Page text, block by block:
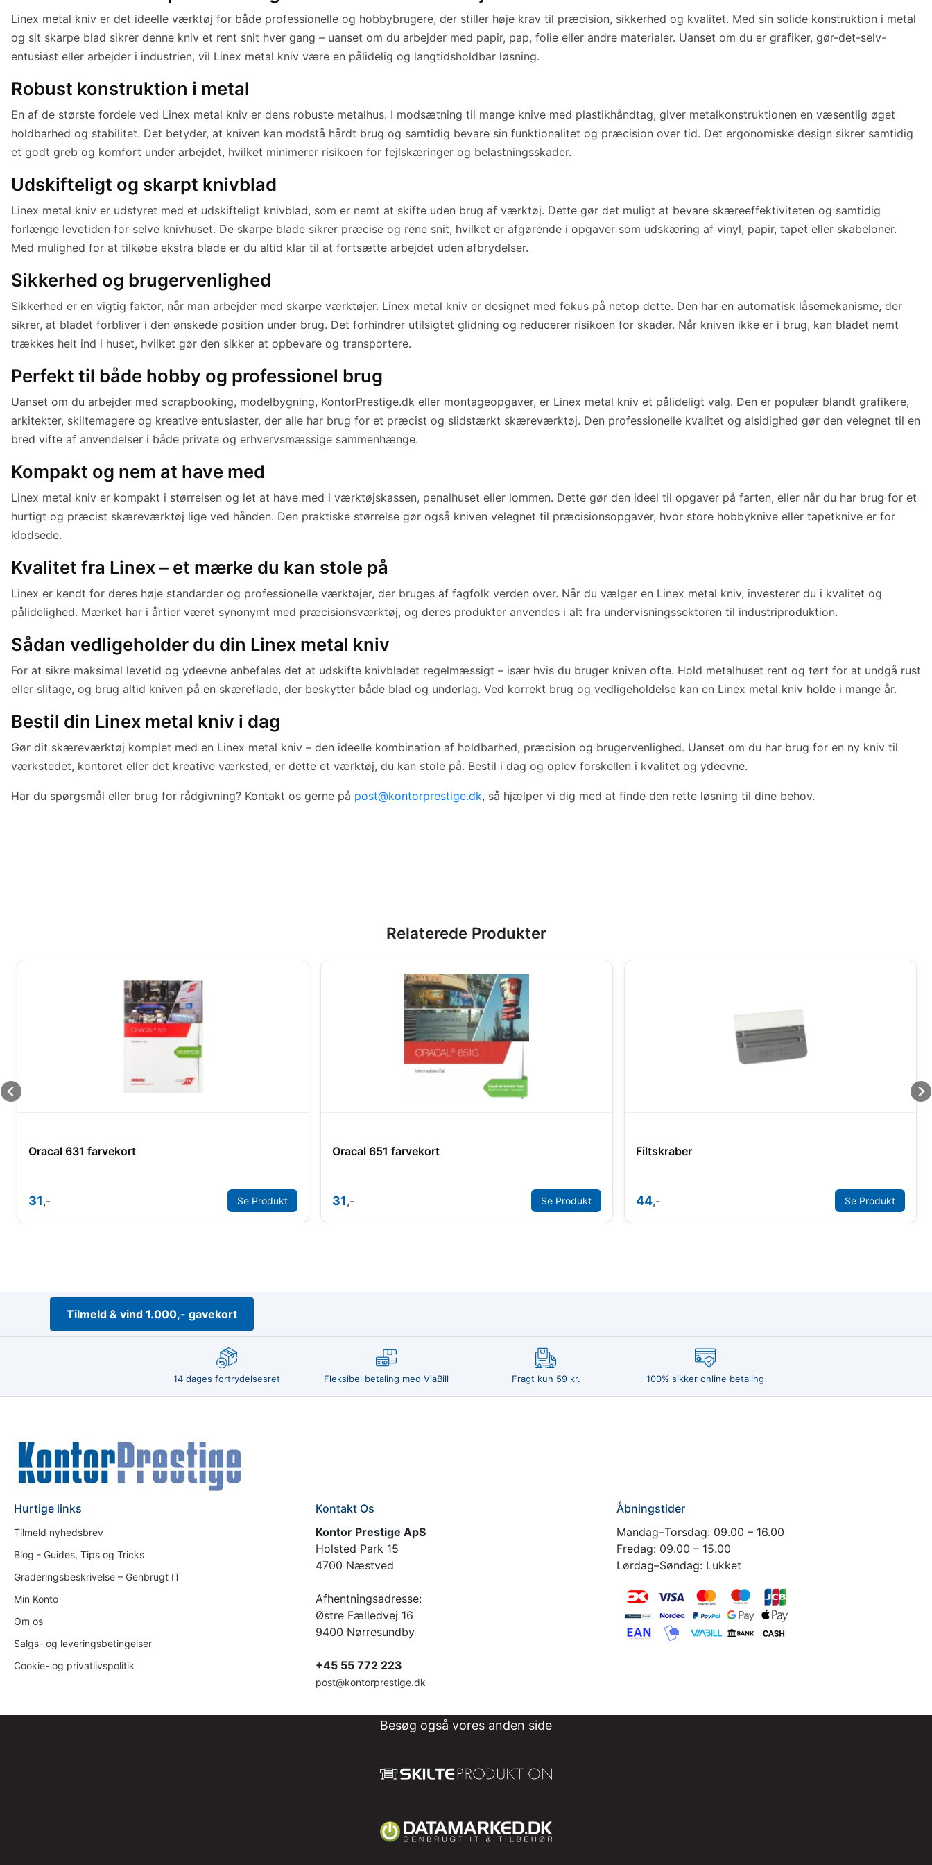
Linex metal kniv er det ideelle værktøj for både professionelle og hobbybrugere, der stiller høje krav til præcision, sikkerhed og kvalitet. Med sin solide konstruktion i metal
og sit skarpe blad sikrer denne kniv et rent snit hver gang – uanset om du arbejder med papir, pap, folie eller andre materialer. Uanset om du er grafiker, gør-det-selv-
entusiast eller arbejder i industrien, vil Linex metal kniv være en pålidelig og langtidsholdbar løsning.
Robust konstruktion i metal
En af de største fordele ved Linex metal kniv er dens robuste metalhus. I modsætning til mange knive med plastikhåndtag, giver metalkonstruktionen en væsentlig øget
holdbarhed og stabilitet. Det betyder, at kniven kan modstå hårdt brug og samtidig bevare sin funktionalitet og præcision over tid. Det ergonomiske design sikrer samtidig
et godt greb og komfort under arbejdet, hvilket minimerer risikoen for fejlskæringer og belastningsskader.
Udskifteligt og skarpt knivblad
Linex metal kniv er udstyret med et udskifteligt knivblad, som er nemt at skifte uden brug af værktøj. Dette gør det muligt at bevare skæreeffektiviteten og samtidig
forlænge levetiden for selve knivhuset. De skarpe blade sikrer præcise og rene snit, hvilket er afgørende i opgaver som udskæring af vinyl, papir, tapet eller skabeloner.
Med mulighed for at tilkøbe ekstra blade er du altid klar til at fortsætte arbejdet uden afbrydelser.
Sikkerhed og brugervenlighed
Sikkerhed er en vigtig faktor, når man arbejder med skarpe værktøjer. Linex metal kniv er designet med fokus på netop dette. Den har en automatisk låsemekanisme, der
sikrer, at bladet forbliver i den ønskede position under brug. Det forhindrer utilsigtet glidning og reducerer risikoen for skader. Når kniven ikke er i brug, kan bladet nemt
trækkes helt ind i huset, hvilket gør den sikker at opbevare og transportere.
Perfekt til både hobby og professionel brug
Uanset om du arbejder med scrapbooking, modelbygning, KontorPrestige.dk eller montageopgaver, er Linex metal kniv et pålideligt valg. Den er populær blandt grafikere,
arkitekter, skiltemagere og kreative entusiaster, der alle har brug for et præcist og slidstærkt skæreværktøj. Den professionelle kvalitet og alsidighed gør den velegnet til en
bred vifte af anvendelser i både private og erhvervsmæssige sammenhænge.
Kompakt og nem at have med
Linex metal kniv er kompakt i størrelsen og let at have med i værktøjskassen, penalhuset eller lommen. Dette gør den ideel til opgaver på farten, eller når du har brug for et
hurtigt og præcist skæreværktøj lige ved hånden. Den praktiske størrelse gør også kniven velegnet til præcisionsopgaver, hvor store hobbyknive eller tapetknive er for
klodsede.
Kvalitet fra Linex – et mærke du kan stole på
Linex er kendt for deres høje standarder og professionelle værktøjer, der bruges af fagfolk verden over. Når du vælger en Linex metal kniv, investerer du i kvalitet og
pålidelighed. Mærket har i årtier været synonymt med præcisionsværktøj, og deres produkter anvendes i alt fra undervisningssektoren til industriproduktion.
Sådan vedligeholder du din Linex metal kniv
For at sikre maksimal levetid og ydeevne anbefales det at udskifte knivbladet regelmæssigt – især hvis du bruger kniven ofte. Hold metalhuset rent og tørt for at undgå rust
eller slitage, og brug altid kniven på en skæreflade, der beskytter både blad og underlag. Ved korrekt brug og vedligeholdelse kan en Linex metal kniv holde i mange år.
Bestil din Linex metal kniv i dag
Gør dit skæreværktøj komplet med en Linex metal kniv – den ideelle kombination af holdbarhed, præcision og brugervenlighed. Uanset om du har brug for en ny kniv til
værkstedet, kontoret eller det kreative værksted, er dette et værktøj, du kan stole på. Bestil i dag og oplev forskellen i kvalitet og ydeevne.
Har du spørgsmål eller brug for rådgivning? Kontakt os gerne på post@kontorprestige.dk, så hjælper vi dig med at finde den rette løsning til dine behov.
Relaterede Produkter
Oracal 631 farvekort
31,- Se Produkt
Oracal 651 farvekort
31,- Se Produkt
Filtskraber
44,- Se Produkt
Tilmeld & vind 1.000,- gavekort
14 dages fortrydelsesret Fleksibel betaling med ViaBill Fragt kun 59 kr. 100% sikker online betaling
Hurtige links
Tilmeld nyhedsbrev
Blog - Guides, Tips og Tricks
Graderingsbeskrivelse – Genbrugt IT
Min Konto
Om os
Salgs- og leveringsbetingelser
Cookie- og privatlivspolitik
Kontakt Os
Kontor Prestige ApS
Holsted Park 15
4700 Næstved
Afhentningsadresse:
Østre Fælledvej 16
9400 Nørresundby
+45 55 772 223
post@kontorprestige.dk
Åbningstider
Mandag–Torsdag: 09.00 – 16.00
Fredag: 09.00 – 15.00
Lørdag–Søndag: Lukket
Besøg også vores anden side